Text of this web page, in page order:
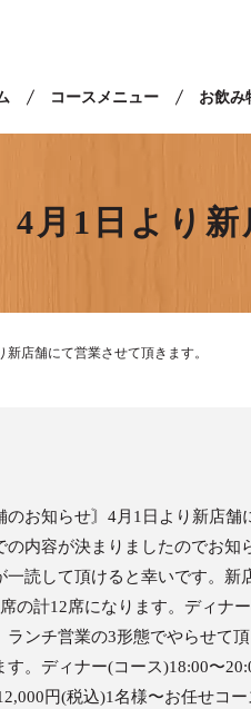
コースメニュー お飲み
4月1日より
店舗にて営業させて頂きます。
のお知らせ〙4月1日より新店舗
の内容が決まりましたのでお知
一読して頂けると幸いです。新
の計12席になります。ディナ
ランチ営業の3形態でやらせて
す。ディナー(コース)18:00〜
円(税込)1名様〜お任せコ